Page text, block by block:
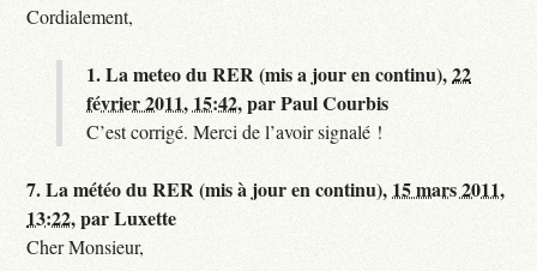
Cordialement,
1.La meteo du RER (mis a jour en continu),22
février 2011, 15:42,parPaul Courbis
C’est corrigé. Merci de l’avoir signalé !
7.La météo du RER (mis à jour en continu), 15 mars 2011,
13:22,parLuxette
Cher Monsieur,